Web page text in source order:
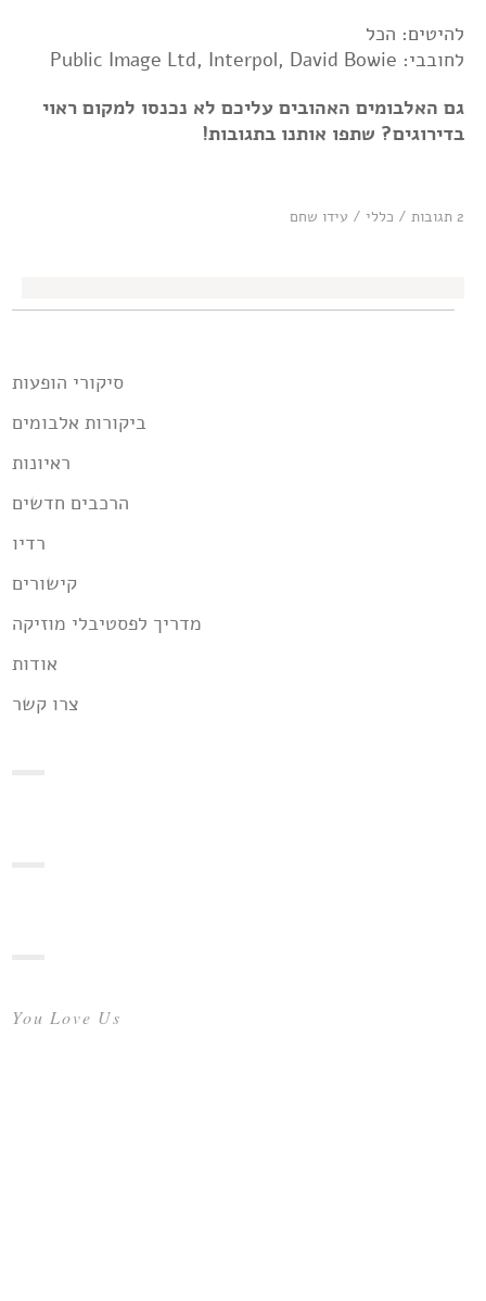
להיטים: הכל
לחובבי: Public Image Ltd, Interpol, David Bowie
גם האלבומים האהובים עליכם לא נכנסו למקום ראוי
בדירוגים? שתפו אותנו בתגובות!
2 תגובות / כללי / עידו שחם
סיקורי הופעות
ביקורות אלבומים
ראיונות
הרכבים חדשים
רדיו
קישורים
מדריך לפסטיבלי מוזיקה
אודות
צרו קשר
You Love Us